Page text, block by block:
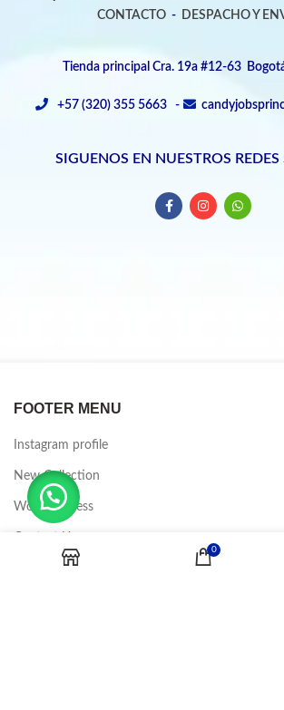
CONTACTO- DESPACHO Y
Tienda principal Cra. 19a #12-63
+57 (320) 355 5663 -
SIGUENOS EN NUESTROS REDES
FOOTER MENU
Instagram profile
New Collection
Woman Dress
Latest News
0